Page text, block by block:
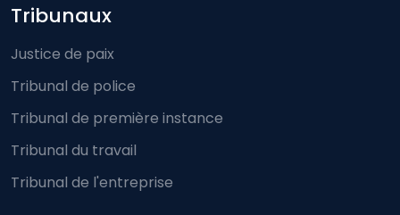
Footer-menu
Tribunaux
Justice de paix
Tribunal de police
Tribunal de première instance
Tribunal du travail
Tribunal de l'entreprise